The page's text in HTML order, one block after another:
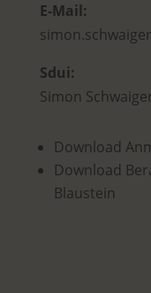
E-Mail:
Sdui:
Simon
Download
Download
Blaustein